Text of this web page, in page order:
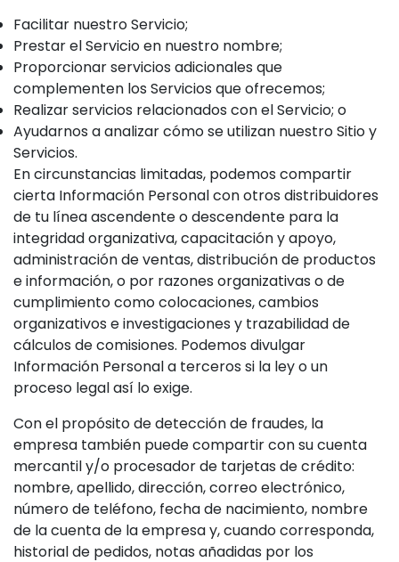
Facilitar nuestro Servicio;
Prestar el Servicio en nuestro nombre;
Proporcionar servicios adicionales que
complementen los Servicios que ofrecemos;
Realizar servicios relacionados con el Servicio; o
Ayudarnos a analizar cómo se utilizan nuestro Sitio y
Servicios.
En circunstancias limitadas, podemos compartir
cierta Información Personal con otros distribuidores
de tu línea ascendente o descendente para la
integridad organizativa, capacitación y apoyo,
administración de ventas, distribución de productos
e información, o por razones organizativas o de
cumplimiento como colocaciones, cambios
organizativos e investigaciones y trazabilidad de
cálculos de comisiones. Podemos divulgar
Información Personal a terceros si la ley o un
proceso legal así lo exige.
Con el propósito de detección de fraudes, la
empresa también puede compartir con su cuenta
mercantil y/o procesador de tarjetas de crédito:
nombre, apellido, dirección, correo electrónico,
número de teléfono, fecha de nacimiento, nombre
de la cuenta de la empresa y, cuando corresponda,
historial de pedidos, notas añadidas por los